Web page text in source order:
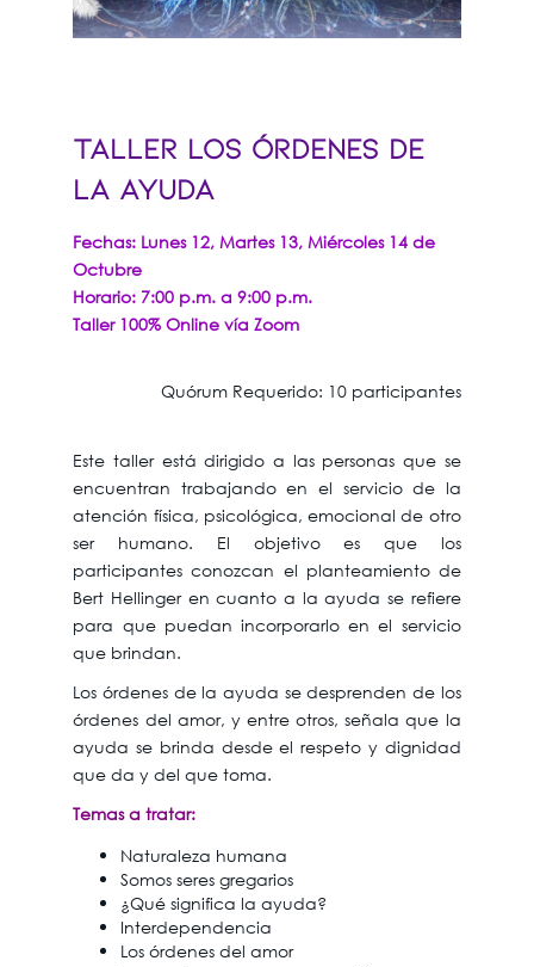
TALLER LOS ÓRDENES DE
LA AYUDA
Fechas: Lunes 12, Martes 13, Miércoles 14 de
Octubre
Horario: 7:00 p.m. a 9:00 p.m.
Taller 100% Online vía Zoom
Quórum Requerido: 10 participantes
Este taller está dirigido a las personas que se
encuentran trabajando en el servicio de la
atención física, psicológica, emocional de otro
ser humano. El objetivo es que los
participantes conozcan el planteamiento de
Bert Hellinger en cuanto a la ayuda se refiere
para que puedan incorporarlo en el servicio
que brindan.
Los órdenes de la ayuda se desprenden de los
órdenes del amor, y entre otros, señala que la
ayuda se brinda desde el respeto y dignidad
que da y del que toma.
Temas a tratar:
Naturaleza humana
Somos seres gregarios
¿Qué significa la ayuda?
Interdependencia
Los órdenes del amor